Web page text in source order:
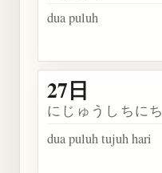
dua puluh
27日
にじゅうしちにち
dua puluh tujuh hari